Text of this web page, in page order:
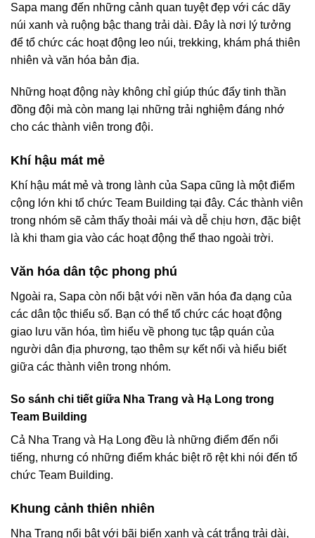
Sapa mang đến những cảnh quan tuyệt đẹp với các dãy
núi xanh và ruộng bậc thang trải dài. Đây là nơi lý tưởng
để tổ chức các hoạt động leo núi, trekking, khám phá thiên
nhiên và văn hóa bản địa.
Những hoạt động này không chỉ giúp thúc đẩy tinh thần
đồng đội mà còn mang lại những trải nghiệm đáng nhớ
cho các thành viên trong đội.
Khí hậu mát mẻ
Khí hậu mát mẻ và trong lành của Sapa cũng là một điểm
cộng lớn khi tổ chức Team Building tại đây. Các thành viên
trong nhóm sẽ cảm thấy thoải mái và dễ chịu hơn, đặc biệt
là khi tham gia vào các hoạt động thể thao ngoài trời.
Văn hóa dân tộc phong phú
Ngoài ra, Sapa còn nổi bật với nền văn hóa đa dạng của
các dân tộc thiểu số. Bạn có thể tổ chức các hoạt động
giao lưu văn hóa, tìm hiểu về phong tục tập quán của
người dân địa phương, tạo thêm sự kết nối và hiểu biết
giữa các thành viên trong nhóm.
So sánh chi tiết giữa Nha Trang và Hạ Long trong
Team Building
Cả Nha Trang và Hạ Long đều là những điểm đến nổi
tiếng, nhưng có những điểm khác biệt rõ rệt khi nói đến tổ
chức Team Building.
Khung cảnh thiên nhiên
Nha Trang nổi bật với bãi biển xanh và cát trắng trải dài,